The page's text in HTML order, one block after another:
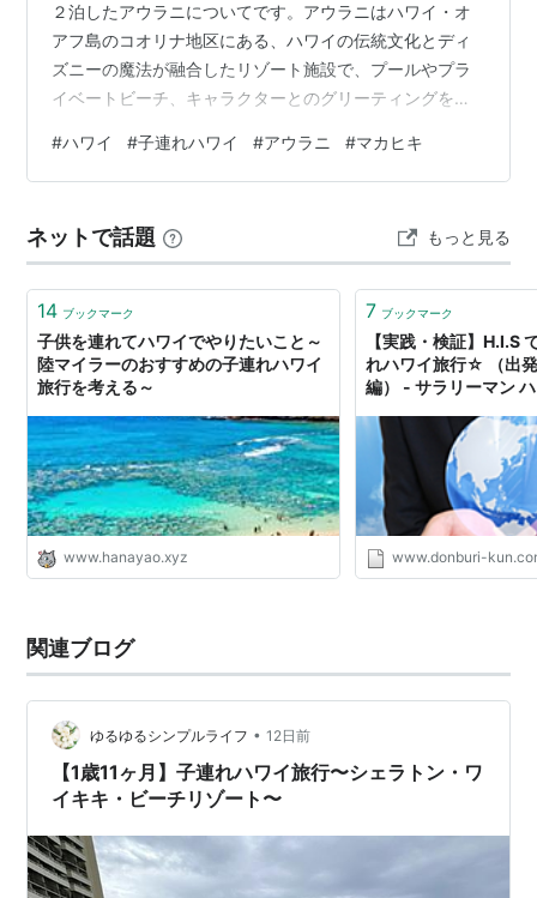
２泊したアウラニについてです。アウラニはハワイ・オ
アフ島のコオリナ地区にある、ハワイの伝統文化とディ
ズニーの魔法が融合したリゾート施設で、プールやプラ
イベートビーチ、キャラクターとのグリーティングを楽
ができるレストラン「マカヒキ」について書いていきた
いと思います。 Aulani | Disney Hawaii Resort ▼行きの
イ旅行〜フライトから到着まで〜 - ゆるゆるシンプルラ
イフ ▼シェラトン・ワイキキ・ビーチ・リゾートについ
て…
#ハワイ #子連れハワイ #アウラニ #マカヒキ
ネットで話題 もっと見る
14 ブックマーク
子供を連れてハワイでやりたいこと～
陸マイラーのおすすめの子連れハワイ
旅行を考える～
www.hanayao.xyz
7 ブックマーク
【実践・検証】H.I.S
れハワイ旅行☆ （出
編） - サラリーマン
マイラー
www.donburi-
関連ブログ
ゆるゆるシンプルライフ • 12日前
【1歳11ヶ月】子連れハワイ旅行〜シェラトン・ワ
イキキ・ビーチリゾート〜